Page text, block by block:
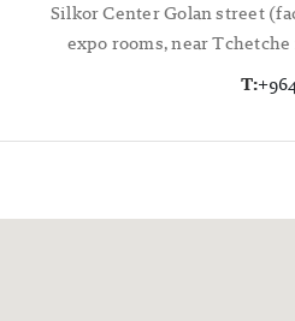
Silkor Center Golan street
expo rooms, near
T: